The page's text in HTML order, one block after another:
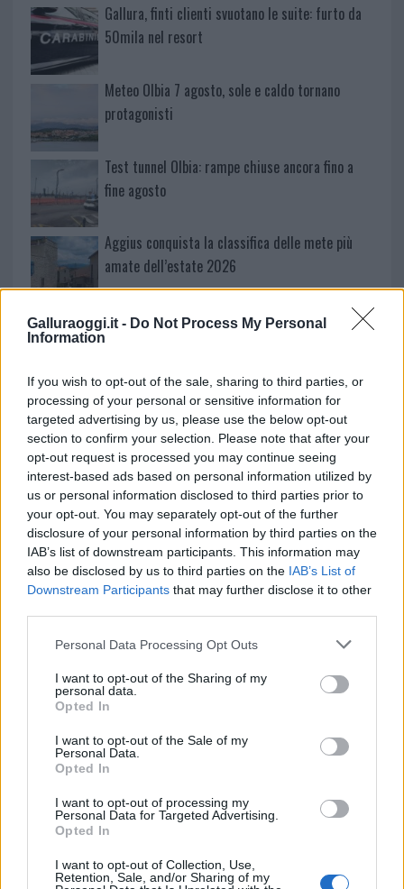
Galluraoggi.it - Do Not Process My Personal
Information
If you wish to opt-out of the sale, sharing to third parties, or
processing of your personal or sensitive information for
targeted advertising by us, please use the below opt-out
section to confirm your selection. Please note that after your
opt-out request is processed you may continue seeing
interest-based ads based on personal information utilized by
us or personal information disclosed to third parties prior to
your opt-out. You may separately opt-out of the further
disclosure of your personal information by third parties on the
IAB’s list of downstream participants. This information may
also be disclosed by us to third parties on the IAB’s List of
Downstream Participants that may further disclose it to other
Please note that this website/app uses one or more Google
not limited to your visit or usage behaviour. You may click to
grant or deny consent to Google and its third-party tags to
use your data for below specified purposes in below Google
consent section.
Personal Data Processing Opt Outs
I want to opt-out of the Sharing of my
personal data.
Opted In
I want to opt-out of the Sale of my
Personal Data.
Opted In
I want to opt-out of processing my
Personal Data for Targeted Advertising.
Opted In
I want to opt-out of Collection, Use,
Retention, Sale, and/or Sharing of my
Gallura, finti clienti svuotano le suite: furto da
50mila nel resort
Meteo Olbia 7 agosto, sole e caldo tornano
protagonisti
Test tunnel Olbia: rampe chiuse ancora fino a
fine agosto
Aggius conquista la classifica delle mete più
amate dell’estate 2026
Nuovi posti auto in via La Marmora, parcheggio
provvisorio a La Maddalena
Allarme truffe a Berchidda, falsi incaricati
bussano alle porte
Notre-Dame de Paris conquista Olbia, la prima
al Molo Brin è un successo
Paolo Pinna